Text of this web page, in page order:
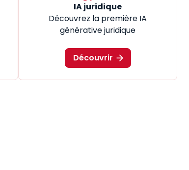
IA juridique
Découvrez la première IA
générative juridique
Découvrir